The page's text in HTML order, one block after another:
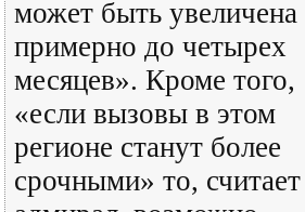
может быть увеличена
примерно до четырех
месяцев». Кроме того,
«если вызовы в этом
регионе станут более
срочными» то, считает